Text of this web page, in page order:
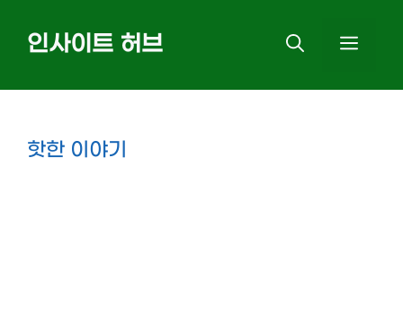
인사이트 허브
핫한 이야기